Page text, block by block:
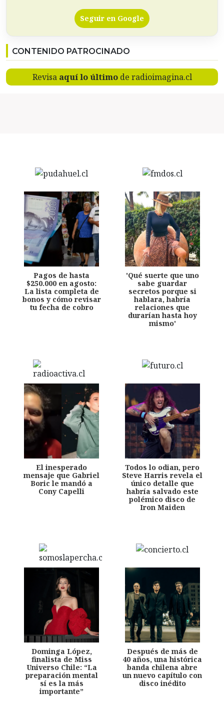
Seguir en Google
CONTENIDO PATROCINADO
Revisa aquí lo últimode radioimagina.cl
Pagos de hasta
$250.000 en agosto:
La lista completa de
bonos y cómo revisar
tu fecha de cobro
'Qué suerte que uno
sabe guardar
secretos porque si
hablara, habría
relaciones que
durarían hasta hoy
mismo'
El inesperado
mensaje que Gabriel
Boric le mandó a
Cony Capelli
Todos lo odian, pero
Steve Harris revela el
único detalle que
habría salvado este
polémico disco de
Iron Maiden
Dominga López,
finalista de Miss
Universo Chile: “La
preparación mental
sí es la más
importante”
Después de más de
40 años, una histórica
banda chilena abre
un nuevo capítulo con
disco inédito